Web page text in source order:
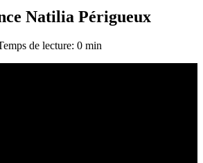
Natilia Périgueux
de lecture: 0 min